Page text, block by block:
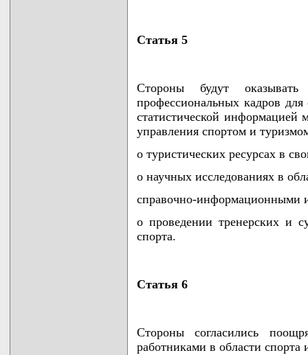
Статья 5
Стороны будут
профессиональных кадров
статистической информацией
управления спортом и
о туристических ресурсах в
о научных исследованиях в
справочно-информационными
о проведении тренерских и
спорта.
Статья 6
Стороны согласились
работниками в области спорта